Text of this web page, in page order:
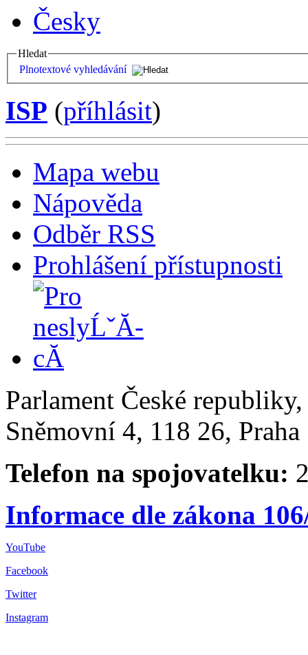
Česky
Hledat
Plnotextové vyhledávání
ISP (příhlásit)
Mapa webu
Nápověda
Odběr RSS
Prohlášení přístupnosti
Parlament České
Sněmovní 4, 118 26,
Telefon na spojovatelku:
Informace dle zákona
YouTube
Facebook
Twitter
Instagram